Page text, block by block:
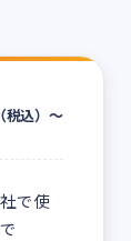
税込）〜
で使